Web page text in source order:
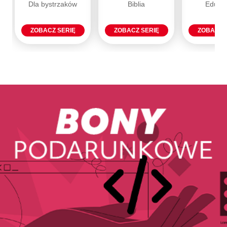
Dla bystrzaków
ZOBACZ SERIĘ
Biblia
ZOBACZ SERIĘ ZOBACZ